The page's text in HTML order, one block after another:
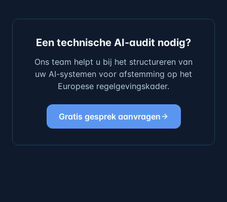
Een technische AI-audit nodig?
Ons team helpt u bij het structureren van
uw AI-systemen voor afstemming op het
Europese regelgevingskader.
Gratis gesprek aanvragen